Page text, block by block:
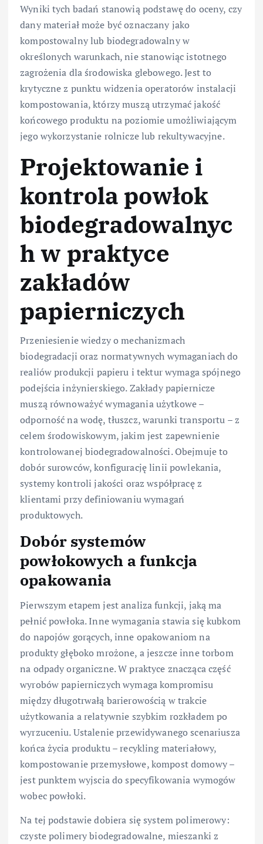
Wyniki tych badań stanowią podstawę do oceny, czy
dany materiał może być oznaczany jako
kompostowalny lub biodegradowalny w
określonych warunkach, nie stanowiąc istotnego
zagrożenia dla środowiska glebowego. Jest to
krytyczne z punktu widzenia operatorów instalacji
kompostowania, którzy muszą utrzymać jakość
końcowego produktu na poziomie umożliwiającym
jego wykorzystanie rolnicze lub rekultywacyjne.
Projektowanie i
kontrola powłok
biodegradowalnyc
h w praktyce
zakładów
papierniczych
Przeniesienie wiedzy o mechanizmach
biodegradacji oraz normatywnych wymaganiach do
realiów produkcji papieru i tektur wymaga spójnego
podejścia inżynierskiego. Zakłady papiernicze
muszą równoważyć wymagania użytkowe –
odporność na wodę, tłuszcz, warunki transportu – z
celem środowiskowym, jakim jest zapewnienie
kontrolowanej biodegradowalności. Obejmuje to
dobór surowców, konfigurację linii powlekania,
systemy kontroli jakości oraz współpracę z
klientami przy definiowaniu wymagań
produktowych.
Dobór systemów
powłokowych a funkcja
opakowania
Pierwszym etapem jest analiza funkcji, jaką ma
pełnić powłoka. Inne wymagania stawia się kubkom
do napojów gorących, inne opakowaniom na
produkty głęboko mrożone, a jeszcze inne torbom
na odpady organiczne. W praktyce znacząca część
wyrobów papierniczych wymaga kompromisu
między długotrwałą barierowością w trakcie
użytkowania a relatywnie szybkim rozkładem po
wyrzuceniu. Ustalenie przewidywanego scenariusza
końca życia produktu – recykling materiałowy,
kompostowanie przemysłowe, kompost domowy –
jest punktem wyjscia do specyfikowania wymogów
wobec powłoki.
Na tej podstawie dobiera się system polimerowy:
czyste polimery biodegradowalne, mieszanki z